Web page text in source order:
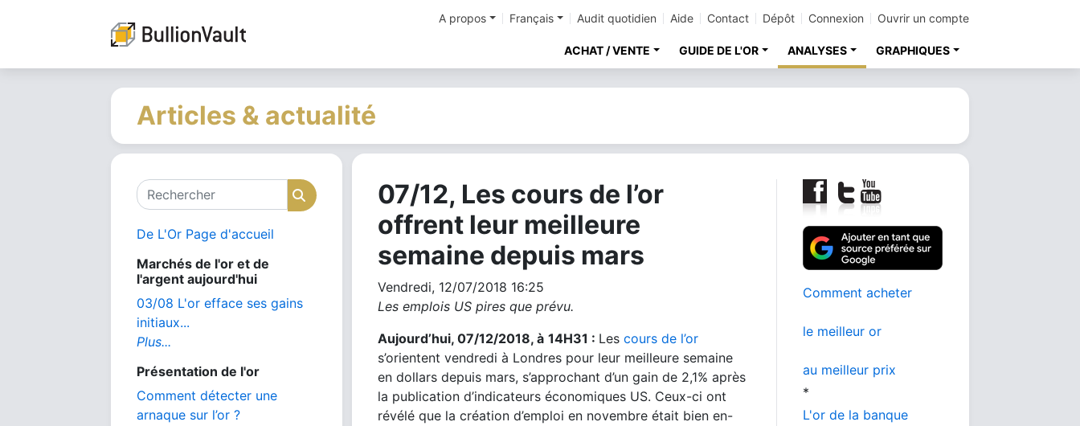
A propos Français Audit quotidien Aide Contact Dépôt Connexion Ouvrir un compte
ACHAT / VENTE GUIDE DE L'OR ANALYSES GRAPHIQUES
Articles & actualité
Rechercher Rechercher
De L'Or Page d'accueil
Marchés de l'or et de
l'argent aujourd'hui
03/08 L'or efface ses gains
initiaux...
Plus...
Présentation de l'or
Comment détecter une
arnaque sur l’or ?
07/12, Les cours de l’or
offrent leur meilleure
semaine depuis mars
Vendredi, 12/07/2018 16:25
Les emplois US pires que prévu.
Aujourd’hui, 07/12/2018, à 14H31 : Les cours de l’or
s’orientent vendredi à Londres pour leur meilleure semaine
en dollars depuis mars, s’approchant d’un gain de 2,1% après
la publication d’indicateurs économiques US. Ceux-ci ont
révélé que la création d’emploi en novembre était bien en-
Comment acheter
le meilleur or
au meilleur prix
*
L'or de la banque